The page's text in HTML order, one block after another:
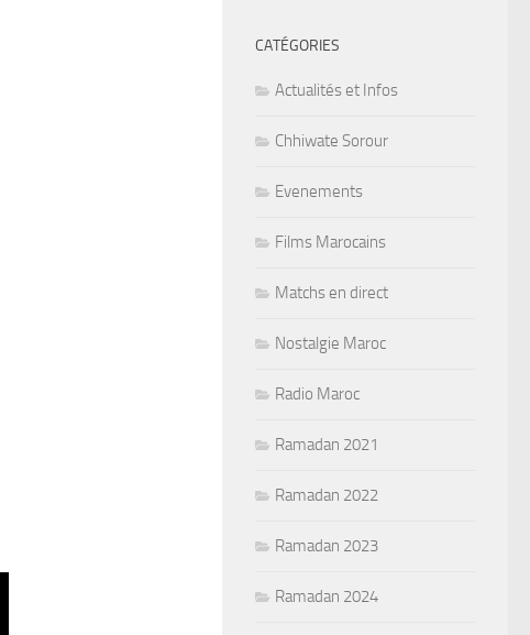
CATÉGORIES
Actualités et Infos
Chhiwate Sorour
Evenements
Films Marocains
Matchs en direct
Nostalgie Maroc
Radio Maroc
Ramadan 2021
Ramadan 2022
Ramadan 2023
Ramadan 2024